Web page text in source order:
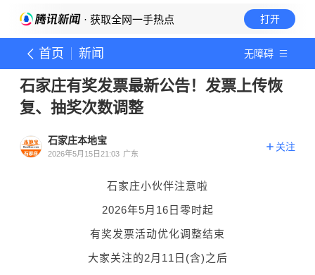
· 获取全网一手热点 打开
首页 新闻 无障碍
石家庄有奖发票最新公告！发票上传恢
复、抽奖次数调整
石家庄本地宝
2026年5月15日21:03 广东
关注
石家庄小伙伴注意啦
2026年5月16日零时起
有奖发票活动优化调整结束
大家关注的2月11日(含)之后